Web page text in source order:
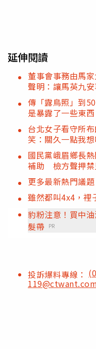
延伸閱讀
董事會事務由馬
聲明：讓馬英九
傳「露鳥照」到
是暴露了一些東西
台北女子看守所
笑：關久一點我
國民黨峨眉鄉長
補助 檢方聲押禁
更多最新熱門議
雖然都叫4x4，裡
豹粉注意！買中
髮帶
PR
投訴爆料專線：